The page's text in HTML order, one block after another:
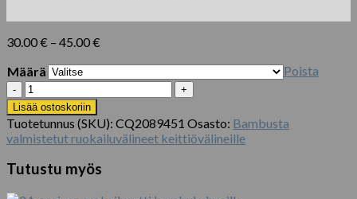
30.00€ – 45.00€
45.00 €
Määrä
Poista
Puinen
aterinsetti
sisältää
haarukat/lusikat/veitset
muovisten
aterimien
sijaan
Lisää ostoskoriin
Tuotetunnus (SKU): CQ2089451 Osasto: Bambusta
valmistetut ruokailuvälineet keittiövälineille
Tutustu myös